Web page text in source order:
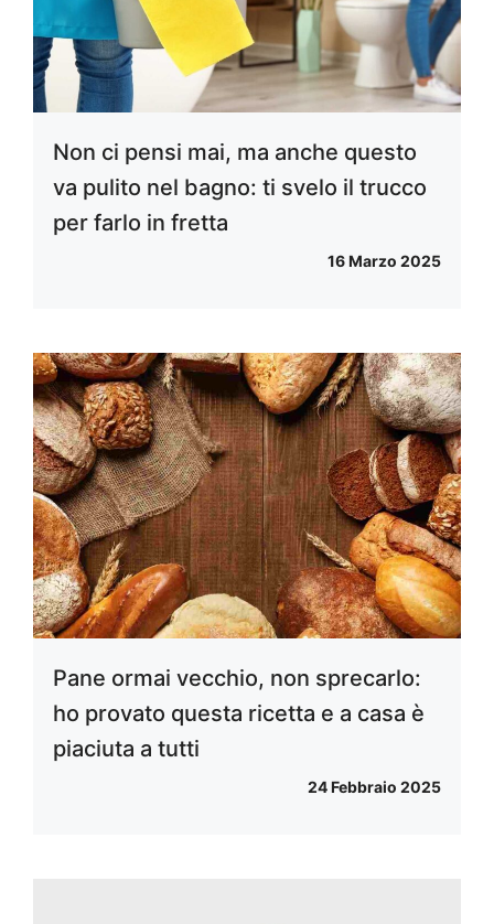
Non ci pensi mai, ma anche questo
va pulito nel bagno: ti svelo il trucco
per farlo in fretta
16 Marzo 2025
Pane ormai vecchio, non sprecarlo:
ho provato questa ricetta e a casa è
piaciuta a tutti
24 Febbraio 2025